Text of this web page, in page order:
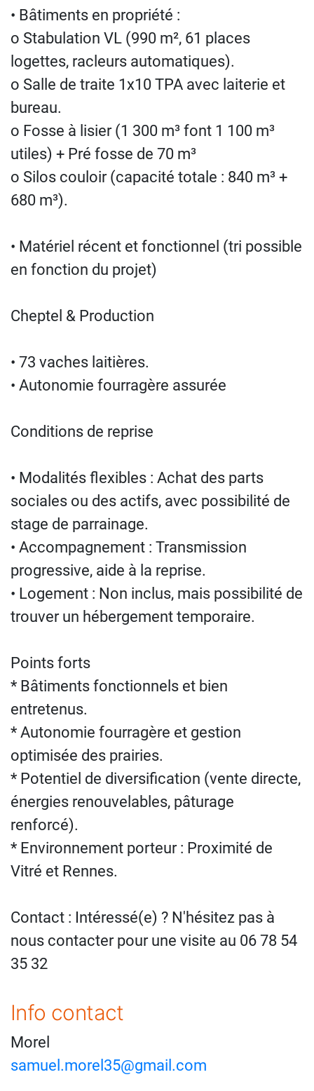
• Bâtiments en propriété :
o Stabulation VL (990 m², 61 places
logettes, racleurs automatiques).
o Salle de traite 1x10 TPA avec laiterie et
bureau.
o Fosse à lisier (1 300 m³ font 1 100 m³
utiles) + Pré fosse de 70 m³
o Silos couloir (capacité totale : 840 m³ +
680 m³).
• Matériel récent et fonctionnel (tri possible
en fonction du projet)
Cheptel & Production
• 73 vaches laitières.
• Autonomie fourragère assurée
Conditions de reprise
• Modalités flexibles : Achat des parts
sociales ou des actifs, avec possibilité de
stage de parrainage.
• Accompagnement : Transmission
progressive, aide à la reprise.
• Logement : Non inclus, mais possibilité de
trouver un hébergement temporaire.
Points forts
* Bâtiments fonctionnels et bien
entretenus.
* Autonomie fourragère et gestion
optimisée des prairies.
* Potentiel de diversification (vente directe,
énergies renouvelables, pâturage
renforcé).
* Environnement porteur : Proximité de
Vitré et Rennes.
Contact : Intéressé(e) ? N'hésitez pas à
nous contacter pour une visite au 06 78 54
35 32
Info contact
Morel
samuel.morel35@gmail.com